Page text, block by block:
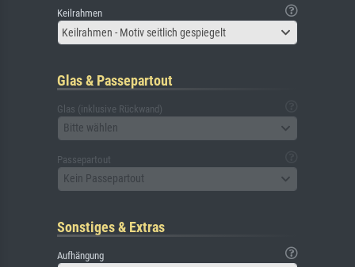
Keilrahmen
Keilrahmen - Motiv seitlich gespiegelt
Glas & Passepartout
Glas (inklusive Rückwand)
Bitte wählen
Passepartout
Kein Passepartout
Sonstiges & Extras
Aufhängung